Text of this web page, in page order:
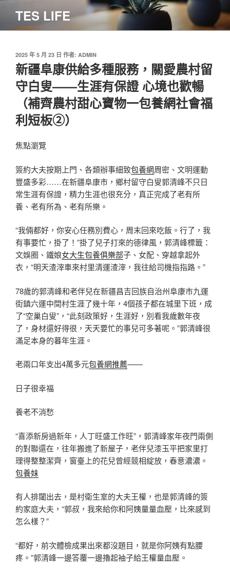
主
TES LIFE
發
佈
於
2025 年 5 月 23 日 作者: ADMIN
新疆阜康供給多種服務，關愛農村留
守白叟——生涯有保證 心境也歡暢
（補齊農村甜心寶物一包養網社會福
利短板②）
焦點瀏覽
簽約大夫按期上門、各類辦事細致包養網周密、文明運動
豐盛多彩……在新疆阜康市，鄉村留守白叟郭清峰不只日
常生涯有保證，精力生涯也很充分，真正完成了老有所
養、老有所為、老有所樂。
“我倆都好，你安心任務別費心，周末回來吃飯。行了，我
有事要忙，掛了！”掛了兒子打來的德律風，郭清峰標籤：
文娛圈、鐵娘女大生包養俱樂部子、女配、穿越拿起外
衣，“明天渣滓車來村里清運渣滓，我往給司機指指路。”
78歲的郭清峰和老伴兒在新疆昌吉回族自治州阜康市九運
街鎮六運中間村生涯了幾十年，4個孩子都在城里下班，成
了“空巢白叟”，“此刻政策好，生涯好，別看我歲數年夜
了，身材還好得很，天天要忙的事兒可多著呢。”郭清峰很
滿足本身的暮年生涯。
老兩口年支出4萬多元包養網推薦——
日子很幸福
養老不消愁
“喜添新房過新年，人丁旺盛工作旺”，郭清峰家年夜門兩側
的對聯還在，往年搬進了新屋子，老伴兒漆玉平把家里打
理得整整潔齊，窗臺上的花兒曾經競相綻放，春意濃濃。
包養妹
有人排闥出去，是村衛生室的大夫王權，也是郭清峰的簽
約家庭大夫，“郭叔，我來給你和阿姨量量血壓，比來感到
怎么樣？”
“都好，前次體檢成果出來都沒題目，就是你阿姨有點腰
疼。”郭清峰一邊答覆一邊擼起袖子給王權量血壓。